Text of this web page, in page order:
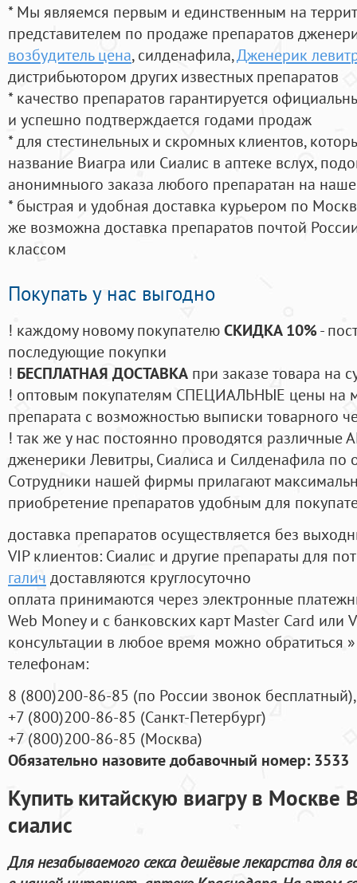
* Мы являемся первым и единственным на
представителем по продаже препаратов
возбудитель цена, силденафила,Дженерик
дистрибьютором других известных препаратов
* качество препаратов гарантируется
и успешно подтверждается годами продаж
* для стестинельных и скромных клиентов,
название Виагра или Сиалис в аптеке вслух,
анонимныого заказа любого препаратан на
* быстрая и удобная доставка курьером по
же возможна доставка препаратов почтой
классом
Покупать у нас выгодно
! каждому новому покупателюСКИДКА 10%-
последующие покупки
! БЕСПЛАТНАЯ ДОСТАВКА при заказе товара на
! оптовым покупателям СПЕЦИАЛЬНЫЕ цены на
препарата с возможностью выписки товарного
! так же у нас постоянно проводятся
дженерики Левитры, Сиалиса и Силденафила по
Cотрудники нашей фирмы прилагают
приобретение препаратов удобным для
доставка препаратов осуществляется без
VIP клиентов: Сиалис и другие препараты для
галич доставляются круглосуточно
оплата принимаются через электронные
Web Money и с банковских карт Master Card или
консультации в любое время можно обратиться
телефонам:
8 (800)200-86-85 (по России звонок бесплатный),
+7 (800)200-86-85 (Санкт-Петербург)
+7 (800)200-86-85 (Москва)
Обязательно назовите добавочный номер: 3533
Купить китайскую виагру в Москве
сиалис
Для незабываемого секса дешёвые лекарства для